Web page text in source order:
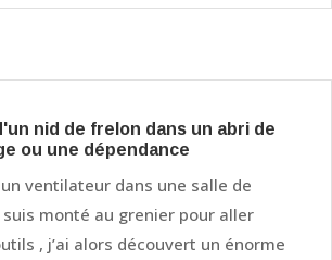
nid de frelon dans un abri de
ou une dépendance
un ventilateur dans une salle de
monté au grenier pour aller
, j’ai alors découvert un énorme